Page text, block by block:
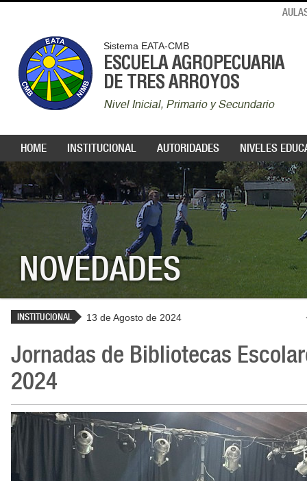
Sistema EATA-CMB
ESCUELA AGROPECUARIA
DE TRES ARROYOS
Nivel Inicial, Primario y Secundario
HOME INSTITUCIONAL AUTORIDADES NIVELES
NOVEDADES
INSTITUCIONAL 13 de Agosto de 2024
Jornadas de Bibliotecas
2024